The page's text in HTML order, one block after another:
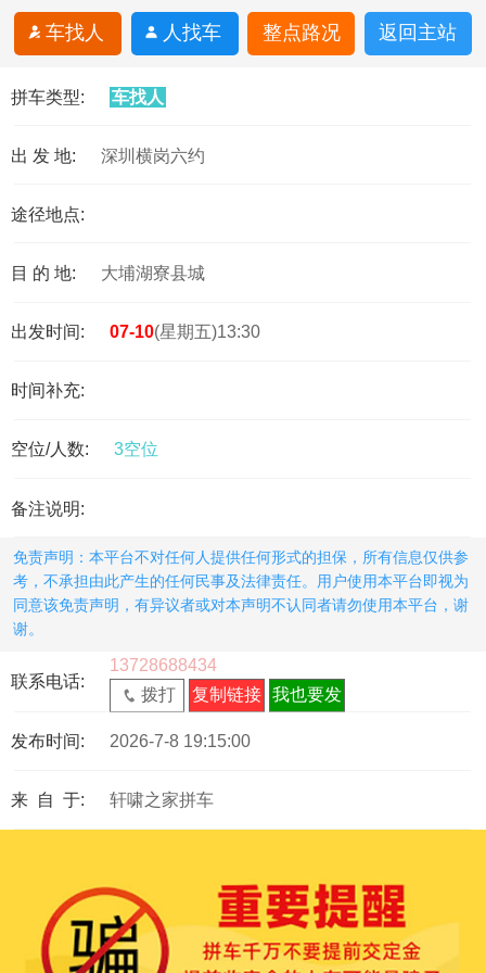
车找人 人找车 整点路况 返回主站
拼车类型: 车找人
出 发 地: 深圳横岗六约
途径地点:
目 的 地: 大埔湖寮县城
出发时间: 07-10(星期五)13:30
时间补充:
空位/人数: 3空位
备注说明:
免责声明：本平台不对任何人提供任何形式的担保，所有信息仅供参
考，不承担由此产生的任何民事及法律责任。用户使用本平台即视为
同意该免责声明，有异议者或对本声明不认同者请勿使用本平台，谢
谢。
联系电话:
13728688434
拨打
复制链接 我也要发
发布时间: 2026-7-8 19:15:00
来 自 于: 轩啸之家拼车